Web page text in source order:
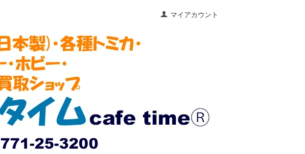
マイアカウント